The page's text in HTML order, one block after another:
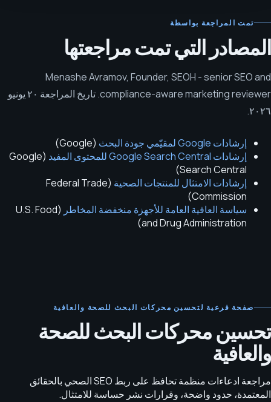
تمت المراجعة بواسطة
المصادر التي تمت مراجعتها
Menashe Avramov, Founder, SEOH - senior SEO and
compliance-aware marketing reviewer
.تاريخ المراجعة
٢٠ يونيو
٢٠٢٦.
إرشادات Google لمقيّمي جودة البحث (
Google
)
إرشادات Google Search Central للمحتوى المفيد
(
Google
Search Central
)
إرشادات الامتثال للمنتجات الصحية (
Federal Trade
Commission
)
سياسة العافية العامة للأجهزة منخفضة المخاطر (
U.S. Food
and Drug Administration
)
صفحة فرعية لتحسين محركات البحث للصحة والعافية
تحسين محركات البحث للصحة
والعافية
مراجعة ادعاءات منظمة تحافظ على ربط SEO الصحي بالحقائق
المعتمدة، حدود واضحة، وقرارات نشر حساسة للامتثال.